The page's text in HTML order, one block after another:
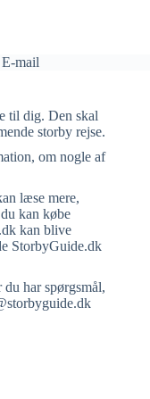
E-mail
til dig. Den skal
storby rejse.
om nogle af
læse mere,
kan købe
kan blive
StorbyGuide.dk
har spørgsmål,